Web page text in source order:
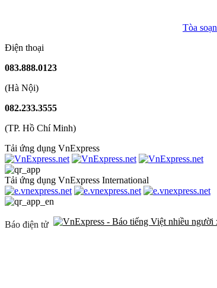
Tòa soạn
Điện thoại
083.888.0123
(Hà Nội)
082.233.3555
(TP. Hồ Chí Minh)
Tải ứng dụng VnExpress
Tải ứng dụng VnExpress International
Báo điện tử